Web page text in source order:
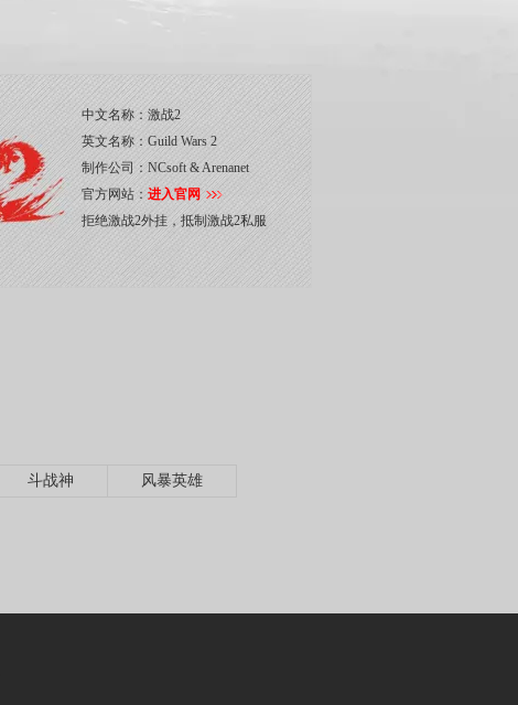
中文名称：激战2
英文名称： Guild Wars 2
制作公司：NCsoft & Arenanet
官方网站：进入官网
拒绝激战2外挂，抵制激战2私服
斗战神
风暴英雄